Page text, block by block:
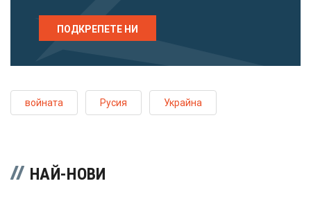
ПОДКРЕПЕТЕ НИ
войната Русия Украйна
НАЙ-НОВИ